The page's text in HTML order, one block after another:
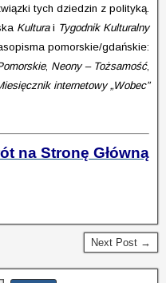
tych dziedzin z polityką.
Kulturai Tygodnik Kulturalny
pomorskie/gdańskie:
, Neony – Tożsamość,
internetowy „Wobec”
na Stronę Główną
Next Post →